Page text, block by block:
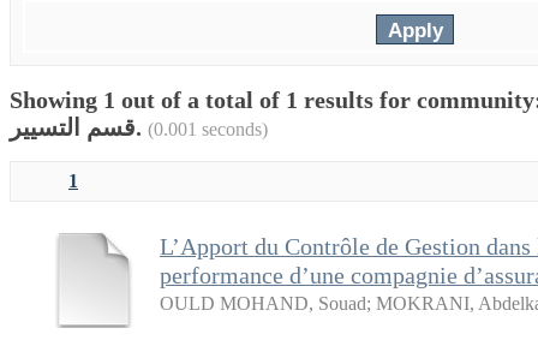
Showing 1 out of a total of 1 results for
قسم التسيير.
(0.001 seconds)
1
L’Apport du Contrôle de Gestion
performance d’une compagnie
OULD MOHAND, Souad;